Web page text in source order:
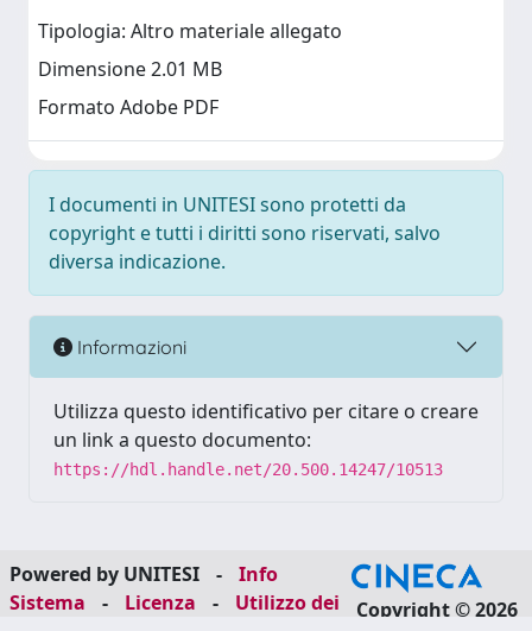
Tipologia: Altro materiale allegato
Dimensione 2.01 MB
Formato Adobe PDF
I documenti in UNITESI sono protetti da
copyright e tutti i diritti sono riservati, salvo
diversa indicazione.
Informazioni
Utilizza questo identificativo per citare o creare
un link a questo documento:
https://hdl.handle.net/20.500.14247/10513
Powered by UNITESI -
Info
Sistema
- Licenza -
Utilizzo dei
Copyright © 2026